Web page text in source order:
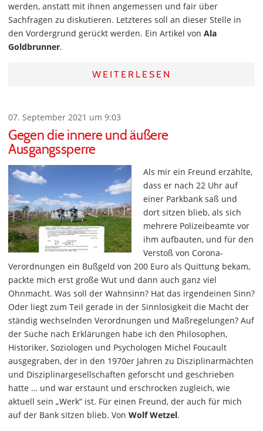
werden, anstatt mit ihnen angemessen und fair über
Sachfragen zu diskutieren. Letzteres soll an dieser Stelle in
den Vordergrund gerückt werden. Ein Artikel von Ala
Goldbrunner.
WEITERLESEN
07. September 2021 um 9:03
Gegen die innere und äußere
Ausgangssperre
Als mir ein Freund erzählte,
dass er nach 22 Uhr auf
einer Parkbank saß und
dort sitzen blieb, als sich
mehrere Polizeibeamte vor
ihm aufbauten, und für den
Verstoß von Corona-
Verordnungen ein Bußgeld von 200 Euro als Quittung bekam,
packte mich erst große Wut und dann auch ganz viel
Ohnmacht. Was soll der Wahnsinn? Hat das irgendeinen Sinn?
Oder liegt zum Teil gerade in der Sinnlosigkeit die Macht der
ständig wechselnden Verordnungen und Maßregelungen? Auf
der Suche nach Erklärungen habe ich den Philosophen,
Historiker, Soziologen und Psychologen Michel Foucault
ausgegraben, der in den 1970er Jahren zu Disziplinarmächten
und Disziplinargesellschaften geforscht und geschrieben
hatte … und war erstaunt und erschrocken zugleich, wie
aktuell sein „Werk“ ist. Für einen Freund, der auch für mich
auf der Bank sitzen blieb. Von Wolf Wetzel.